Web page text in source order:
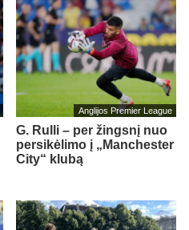
Anglijos Premier League
G. Rulli – per žingsnį nuo
persikėlimo į „Manchester
City“ klubą